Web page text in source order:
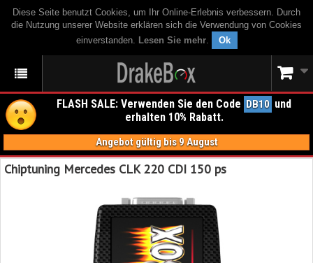
Diese Seite benutzt Cookies, um Ihr Online-Erlebnis verbessern. Durch
die Nutzung unserer Website erklären sich die Verwendung von Cookies
einverstanden. Lesen Sie mehr. Ok
FLASH SALE: Verwenden Sie den Code DB10 und
erhalten 10% Rabatt.
Angebot gültig bis 9 August
Chiptuning Mercedes CLK 220 CDI 150 ps